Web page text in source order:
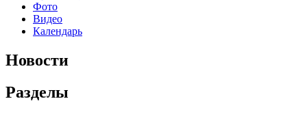
Фото
Видео
Календарь
Новости
Разделы